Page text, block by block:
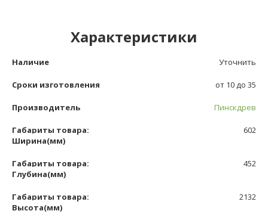
Характеристики
Наличие Уточнить
Сроки изготовления от 10 до 35
Производитель Пинскдрев
Габариты товара:
Ширина(мм)
602
Габариты товара:
Глубина(мм)
452
Габариты товара:
Высота(мм)
2132